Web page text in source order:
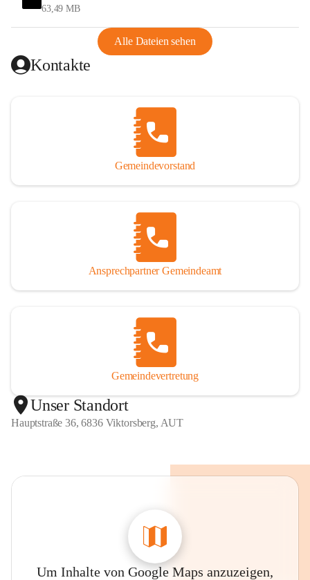
63,49 MB
Alle Dateien sehen
Kontakte
Gemeindevorstand
Ansprechpartner Gemeindeamt
Gemeindevertretung
Unser Standort
Hauptstraße 36, 6836 Viktorsberg, AUT
Um Inhalte von Google Maps anzuzeigen,